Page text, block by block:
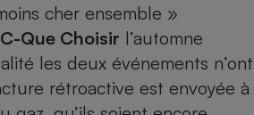
cher ensemble »
Que Choisir l’automne
les deux événements n’ont
rétroactive est envoyée à
Complément
alimentaire
Gros électroménager
Petit électroménager -
Internet
Téléphonie